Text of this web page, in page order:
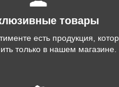
товары
есть продукция,
только в нашем магазине.